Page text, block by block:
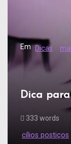
Em Dicas
Dica
333 words
cílios postiços